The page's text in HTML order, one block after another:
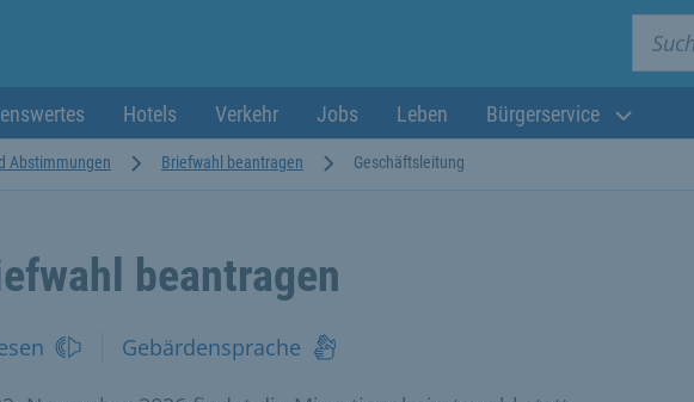
Hotels Verkehr Jobs Leben Bürgerservice
Abstimmungen Briefwahl beantragen Geschäftsleitung
beantragen
Gebärdensprache